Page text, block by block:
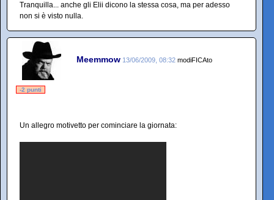
Tranquilla... anche gli Elii dicono la stessa cosa, ma per adesso
non si è visto nulla.
Meemmow 13/06/2009, 08:32 modiFICAto
-2 punti
Un allegro motivetto per cominciare la giornata: